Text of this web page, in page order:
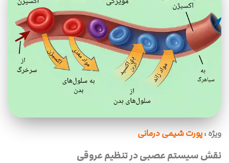
ویژه :پورت شیمی درمانی
نقش سیستم عصبی در تنظیم عروقی